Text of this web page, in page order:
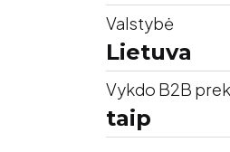
Valstybė
Lietuva
Vykdo B2B
taip